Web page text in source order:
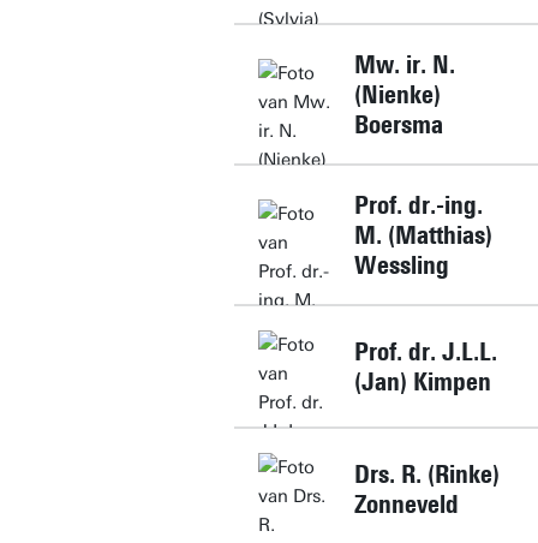
Mw. ir. N.
(Nienke)
Boersma
Prof. dr.-ing.
M. (Matthias)
Wessling
Prof. dr. J.L.L.
(Jan) Kimpen
Drs. R. (Rinke)
Zonneveld